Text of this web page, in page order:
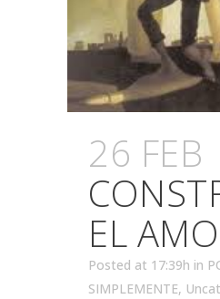
26 FEB
EL
Posted at 17:39h in
SIMPLEMENTE,